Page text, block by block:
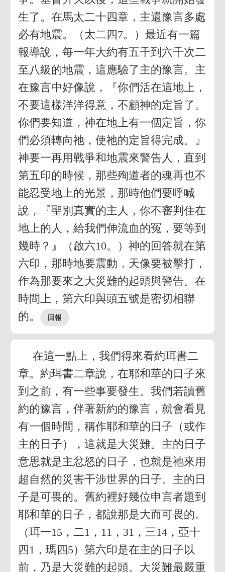
生了。在馬太二十四章，主還豫言多處
必有地震。（太二四7。）最近有一篇
報導說，每一年大約有五千到六千次二
至八級的地震，這應驗了主的豫言。主
在豫言中好像說，『你們活在這地上，
不要這樣洋洋得意，不顧神的定旨了。
你們要知道，神在地上有一個定旨，你
們必須轉向祂，使祂的定旨得完成。』
神要一再用戰爭和地震來警告人，直到
第五印的時候，那些殉道者的魂再也不
能忍受地上的光景，那時他們要呼喊
說，『聖別真實的主人，你不審判住在
地上的人，給我們伸流血的冤，要等到
幾時？』（啟六10。）神的回答就在第
六印，那時地要震動，天像要被擊打，
作為那要來之大災難的起頭與警告。在
時間上，第六印與頭五號是密切相聯
的。
在這一點上，我們得來看約珥書二
章。約珥書二章說，在耶和華的日子來
到之前，有一些事要發生。我們若讀舊
約的豫言，伴著新約的豫言，就會看見
有一個時間，稱作耶和華的日子（或作
主的日子），這就是大災難。主的日子
意思就是主忿怒的日子，也就是祂來用
超自然的災害干涉世界的日子。主的日
子是可畏的。舊約裡好幾位申言者題到
耶和華的日子，都說那是大而可畏的。
（珥一15，二1，11，31，三14，亞十
四1，瑪四5）第六印是在主的日子以
前，乃是大災難的起頭。大災難最嚴重